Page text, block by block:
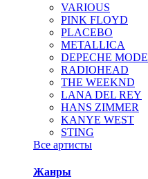
VARIOUS
PINK FLOYD
PLACEBO
METALLICA
DEPECHE MODE
RADIOHEAD
THE WEEKND
LANA DEL REY
HANS ZIMMER
KANYE WEST
STING
Все артисты
Жанры